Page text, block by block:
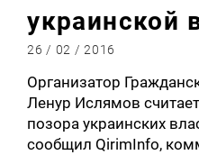
украинской
26 / 02 / 2016
Организатор
Ленур Ислямов
позора украинских
сообщил QirimInfo,